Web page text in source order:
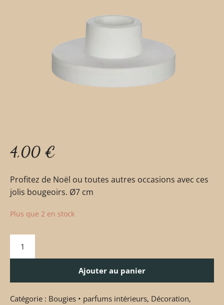
4,00 €
Profitez de Noël ou toutes autres occasions avec ces
jolis bougeoirs. Ø7 cm
Plus que 2 en stock
Ajouter au panier
Catégorie : Bougies • parfums intérieurs, Décoration,